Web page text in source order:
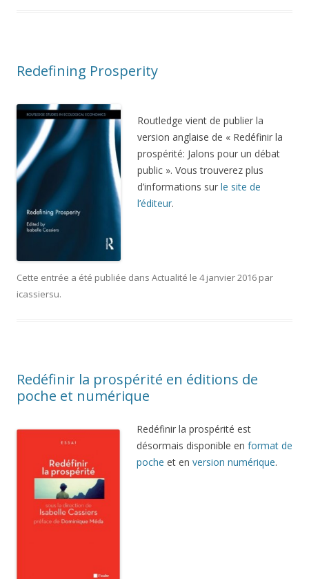
Redefining Prosperity
Routledge vient de publier la
version anglaise de « Redéfinir la
prospérité: Jalons pour un débat
public ». Vous trouverez plus
d’informations sur le site de
l’éditeur.
Cette entrée a été publiée dans Actualité le 4 janvier 2016 par
icassiersu.
Redéfinir la prospérité en éditions de
poche et numérique
Redéfinir la prospérité est
désormais disponible en format de
poche et en version numérique.